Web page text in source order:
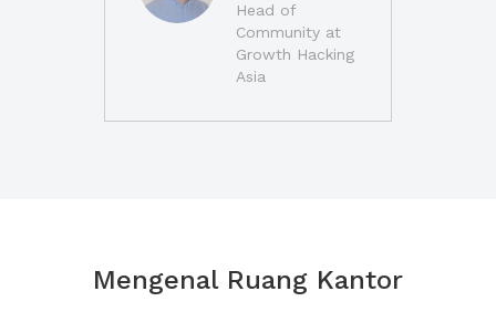
Head of
Community at
Growth Hacking
Asia
Mengenal Ruang Kantor